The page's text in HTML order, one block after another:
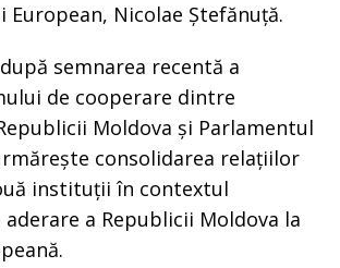
European, Nicolae Ștefănuță.
semnarea recentă a
de cooperare dintre
Moldova și Parlamentul
consolidarea relațiilor
instituții în contextul
a Republicii Moldova la